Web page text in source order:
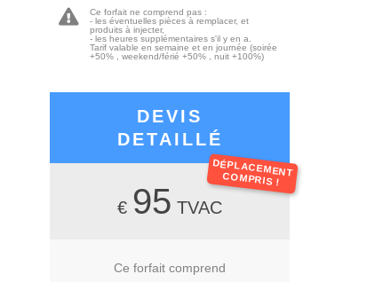
Ce forfait ne comprend pas :
- les éventuelles pièces à remplacer, et
produits à injecter,
- les heures supplémentaires s'il y en a.
Tarif valable en semaine et en journée (soirée
+50% , weekend/férié +50% , nuit +100%)
DEVIS
DETAILLÉ
DÉPLACEMENT
COMPRIS !
€ 95 TVAC
Ce forfait comprend